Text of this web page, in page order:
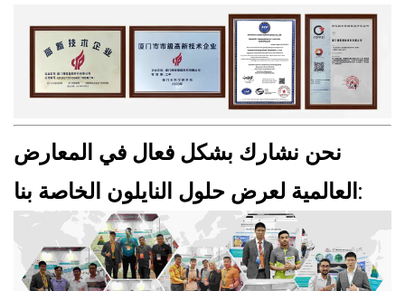
نحن نشارك بشكل فعال في المعارض
العالمية لعرض حلول النايلون الخاصة بنا: